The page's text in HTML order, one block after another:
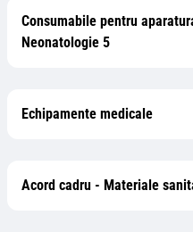
Consumabile pentru
Neonatologie 5
Echipamente medicale
Acord cadru - Materiale